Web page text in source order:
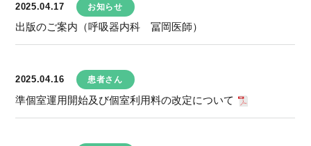
2025.04.17 お知らせ
出版のご案内（呼吸器内科 冨岡医師）
2025.04.16 患者さん
準個室運用開始及び個室利用料の改定について